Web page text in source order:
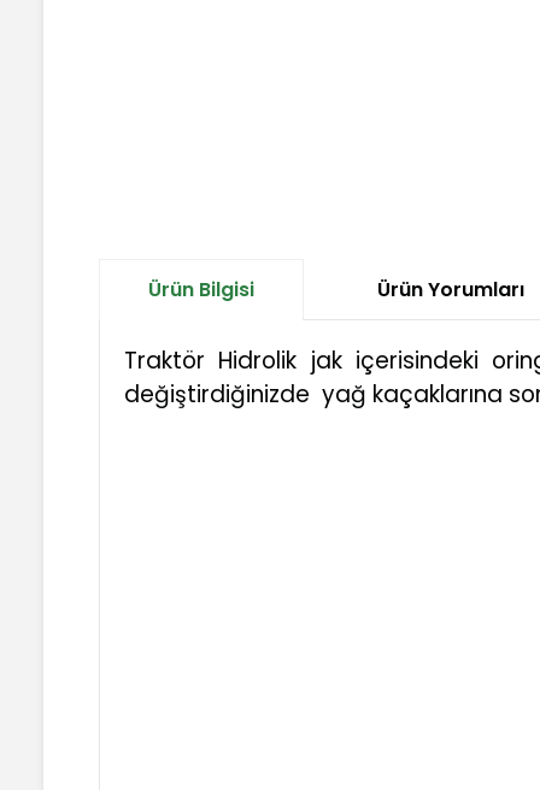
Ürün Bilgisi Ürün Yorumları
Traktör Hidrolik jak içerisindeki
değiştirdiğinizde yağ kaçaklarına